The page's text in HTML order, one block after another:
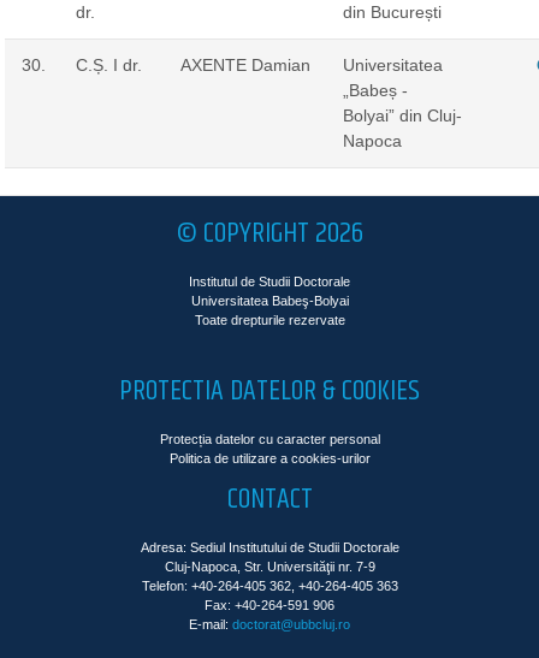
dr.
din București
30. C.Ș. I dr. AXENTE Damian
Universitatea
„Babeș -
Bolyai” din Cluj-
Napoca
© COPYRIGHT 2026
Institutul de Studii Doctorale
Universitatea Babeş-Bolyai
Toate drepturile rezervate
PROTECTIA DATELOR & COOKIES
Protecția datelor cu caracter personal
Politica de utilizare a cookies-urilor
CONTACT
Adresa: Sediul Institutului de Studii Doctorale
Cluj-Napoca, Str. Universităţii nr. 7-9
Telefon: +40-264-405 362, +40-264-405 363
Fax: +40-264-591 906
E-mail: doctorat@ubbcluj.ro